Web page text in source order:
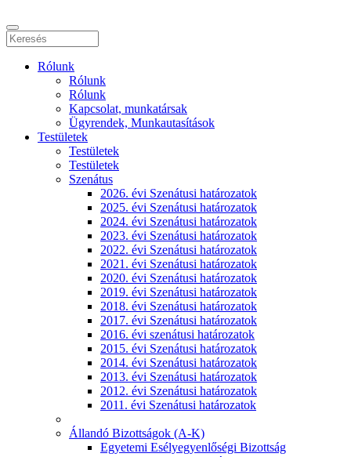
Rólunk
Rólunk
Rólunk
Kapcsolat, munkatársak
Ügyrendek, Munkautasítások
Testületek
Testületek
Testületek
Szenátus
2026. évi Szenátusi határozatok
2025. évi Szenátusi határozatok
2024. évi Szenátusi határozatok
2023. évi Szenátusi határozatok
2022. évi Szenátusi határozatok
2021. évi Szenátusi határozatok
2020. évi Szenátusi határozatok
2019. évi Szenátusi határozatok
2018. évi Szenátusi határozatok
2017. évi Szenátusi határozatok
2016. évi szenátusi határozatok
2015. évi Szenátusi határozatok
2014. évi Szenátusi határozatok
2013. évi Szenátusi határozatok
2012. évi Szenátusi határozatok
2011. évi Szenátusi határozatok
Állandó Bizottságok (A-K)
Egyetemi Esélyegyenlőségi Bizottság